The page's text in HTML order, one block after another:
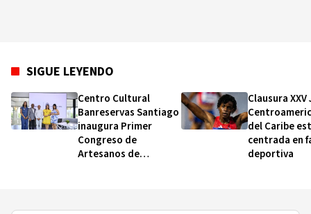
SIGUE LEYENDO
Centro Cultural
Banreservas Santiago
inaugura Primer
Congreso de
Artesanos de
Clausura
del Caribe
centrada en
deportiva